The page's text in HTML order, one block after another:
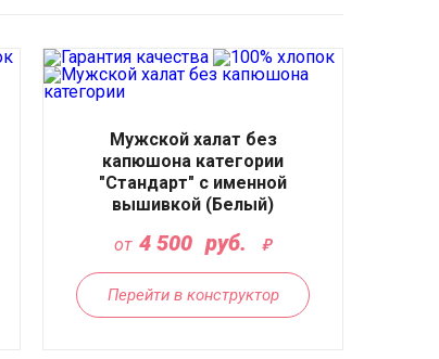
Мужской халат без
капюшона категории
"Стандарт" с именной
вышивкой (Белый)
от 4 500 руб.
Перейти в конструктор